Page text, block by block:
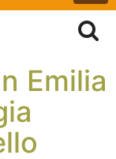
Emilia